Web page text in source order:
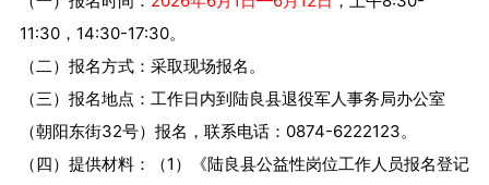
11:30，14:30-17:30。
（二）报名方式：采取现场报名。
（三）报名地点：工作日内到陆良县退役军人事务局办公室
（朝阳东街32号）报名，联系电话：0874-6222123。
（四）提供材料：（1）《陆良县公益性岗位工作人员报名登记